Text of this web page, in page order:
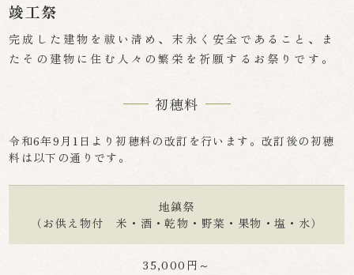
竣工祭
完成した建物を祓い清め、末永く安全であること、ま
たその建物に住む人々の繁栄を祈願するお祭りです。
初穂料
令和6年9月1日より初穂料の改訂を行います。改訂後の初穂
料は以下の通りです。
地鎮祭
（お供え物付 米・酒・乾物・野菜・果物・塩・水）
35,000円～